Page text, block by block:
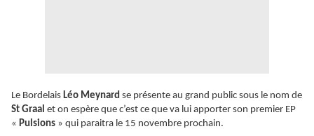
Le Bordelais Léo Meynard se présente au grand public sous le nom de
St Graal et on espère que c’est ce que va lui apporter son premier EP
« Pulsions » qui paraitra le 15 novembre prochain.